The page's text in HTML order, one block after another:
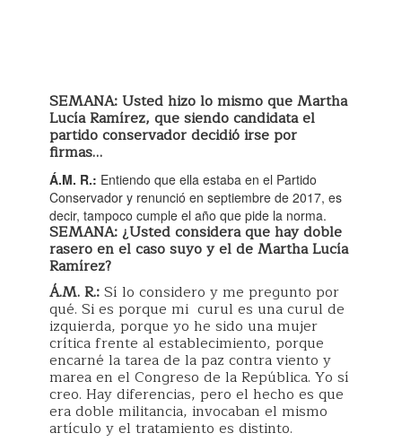
SEMANA: Usted hizo lo mismo que Martha
Lucía Ramírez, que siendo candidata el
partido conservador decidió irse por
firmas…
Á.M. R.: Entiendo que ella estaba en el Partido
Conservador y renunció en septiembre de 2017, es
decir, tampoco cumple el año que pide la norma.
SEMANA:¿Usted considera que hay doble
rasero en el caso suyo y el de Martha Lucía
Ramírez?
Á.M. R.:Sí lo considero y me pregunto por
qué. Si es porque mi curul es una curul de
izquierda, porque yo he sido una mujer
crítica frente al establecimiento, porque
encarné la tarea de la paz contra viento y
marea en el Congreso de la República. Yo sí
creo. Hay diferencias, pero el hecho es que
era doble militancia, invocaban el mismo
artículo y el tratamiento es distinto.